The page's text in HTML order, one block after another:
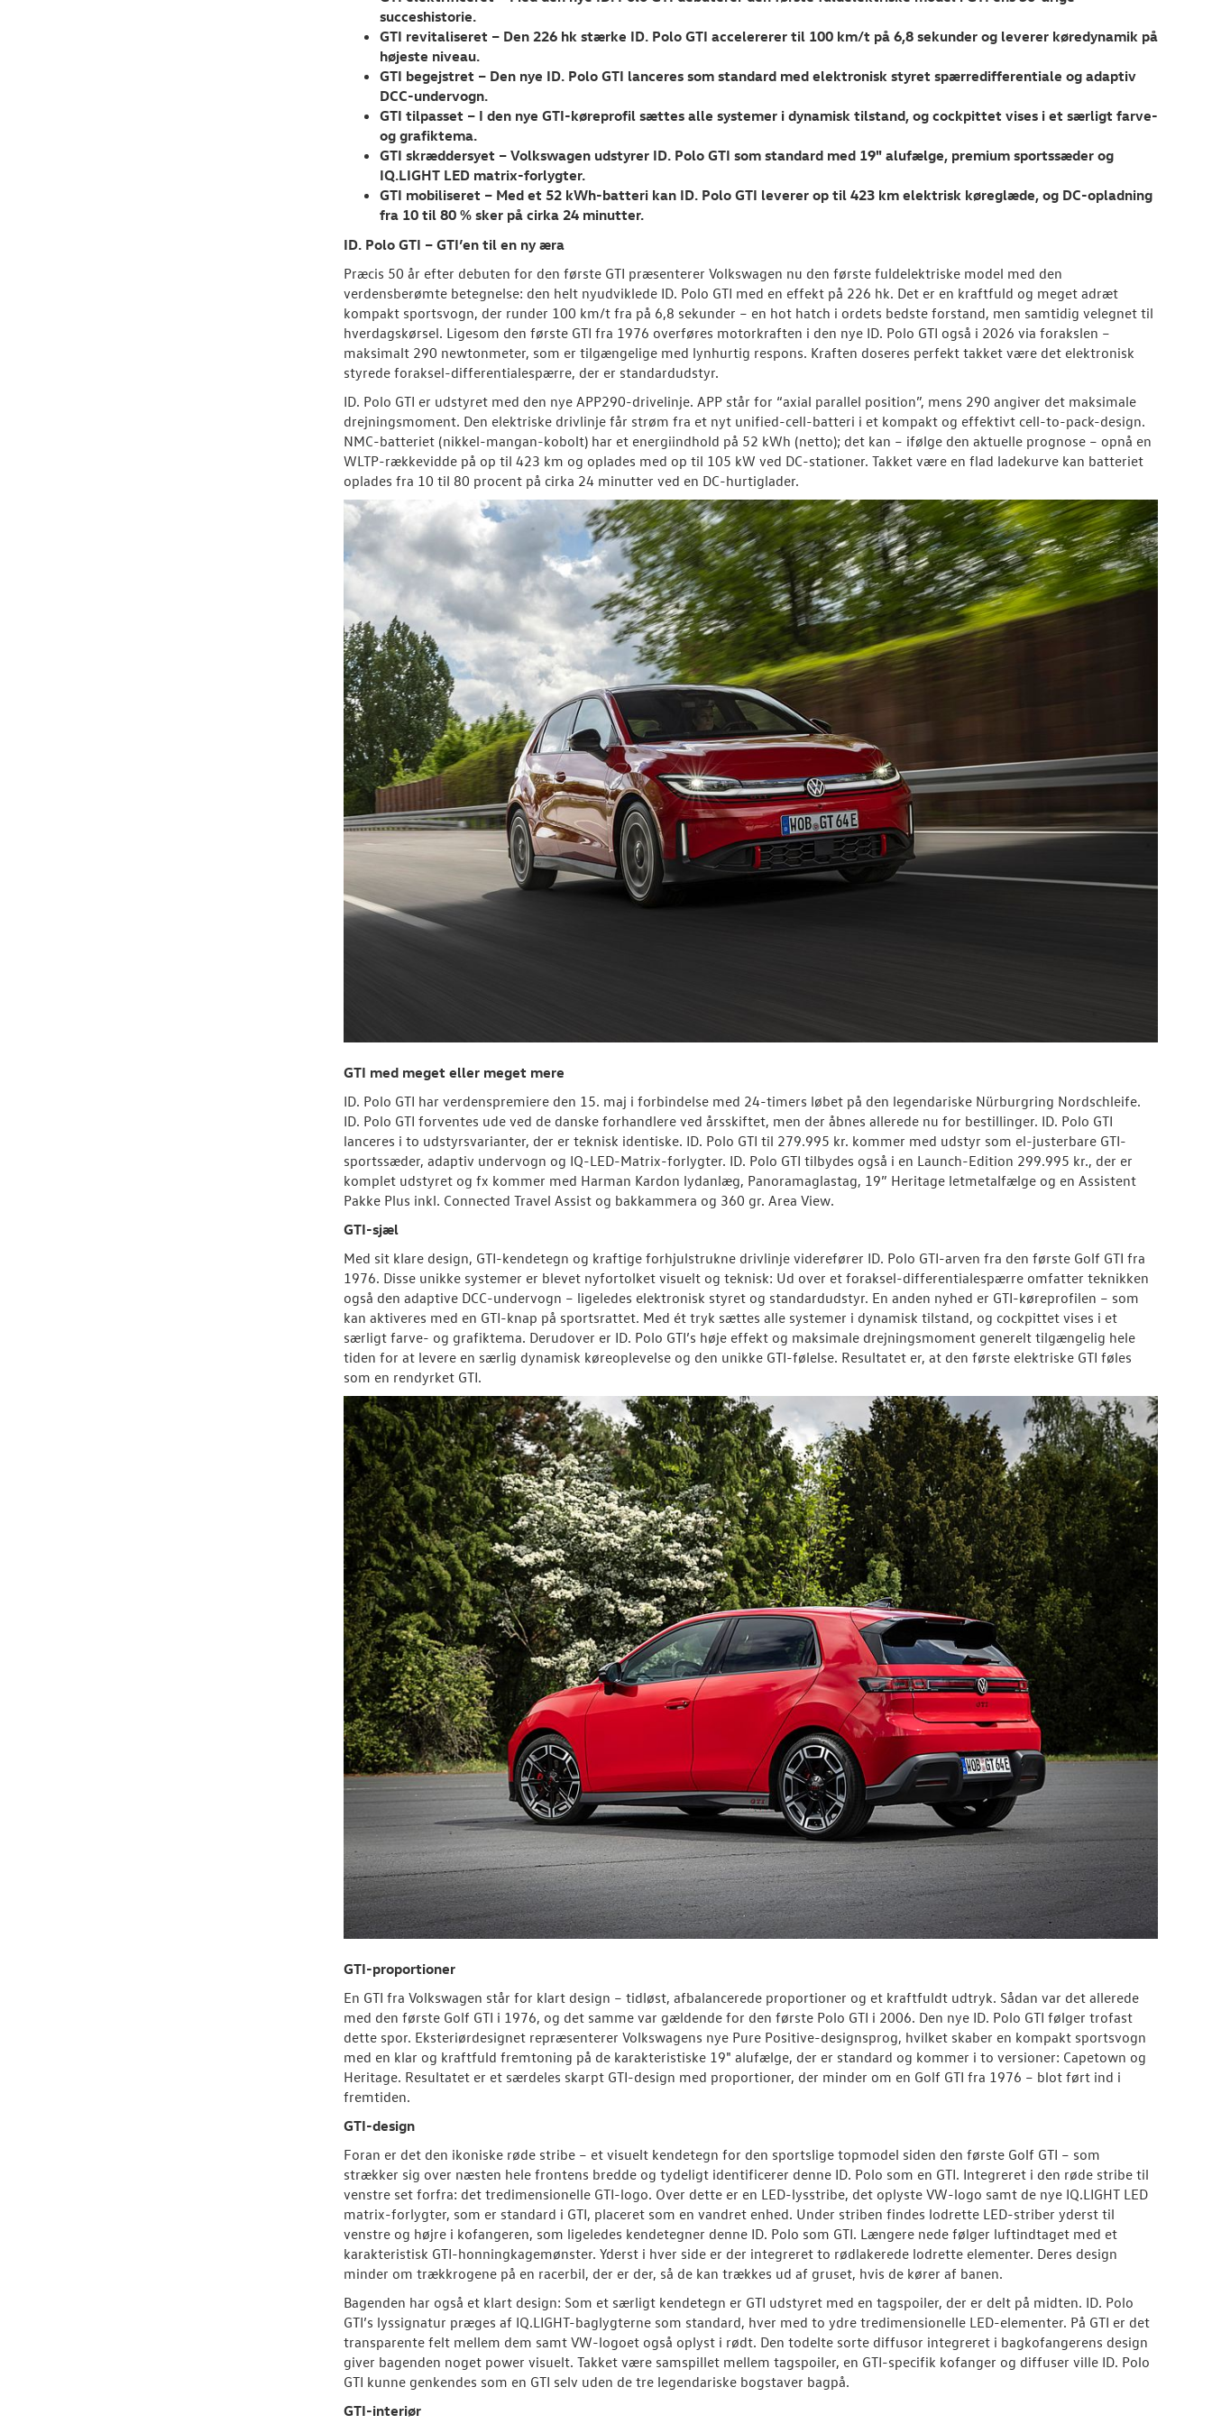
succeshistorie.
GTI revitaliseret – Den 226 hk stærke ID. Polo GTI accelererer til 100 km/t på 6,8 sekunder og leverer køredynamik på
højeste niveau.
GTI begejstret – Den nye ID. Polo GTI lanceres som standard med elektronisk styret spærredifferentiale og adaptiv
DCC-undervogn.
GTI tilpasset – I den nye GTI-køreprofil sættes alle systemer i dynamisk tilstand, og cockpittet vises i et særligt farve-
og grafiktema.
GTI skræddersyet – Volkswagen udstyrer ID. Polo GTI som standard med 19" alufælge, premium sportssæder og
IQ.LIGHT LED matrix-forlygter.
GTI mobiliseret – Med et 52 kWh-batteri kan ID. Polo GTI leverer op til 423 km elektrisk køreglæde, og DC-opladning
fra 10 til 80 % sker på cirka 24 minutter.
ID. Polo GTI – GTI’en til en ny æra
Præcis 50 år efter debuten for den første GTI præsenterer Volkswagen nu den første fuldelektriske model med den
verdensberømte betegnelse: den helt nyudviklede ID. Polo GTI med en effekt på 226 hk. Det er en kraftfuld og meget adræt
kompakt sportsvogn, der runder 100 km/t fra på 6,8 sekunder – en hot hatch i ordets bedste forstand, men samtidig velegnet til
hverdagskørsel. Ligesom den første GTI fra 1976 overføres motorkraften i den nye ID. Polo GTI også i 2026 via forakslen –
maksimalt 290 newtonmeter, som er tilgængelige med lynhurtig respons. Kraften doseres perfekt takket være det elektronisk
styrede foraksel-differentialespærre, der er standardudstyr.
ID. Polo GTI er udstyret med den nye APP290-drivelinje. APP står for “axial parallel position”, mens 290 angiver det maksimale
drejningsmoment. Den elektriske drivlinje får strøm fra et nyt unified-cell-batteri i et kompakt og effektivt cell-to-pack-design.
NMC-batteriet (nikkel-mangan-kobolt) har et energiindhold på 52 kWh (netto); det kan – ifølge den aktuelle prognose – opnå en
WLTP-rækkevidde på op til 423 km og oplades med op til 105 kW ved DC-stationer. Takket være en flad ladekurve kan batteriet
oplades fra 10 til 80 procent på cirka 24 minutter ved en DC-hurtiglader.
GTI med meget eller meget mere
ID. Polo GTI har verdenspremiere den 15. maj i forbindelse med 24-timers løbet på den legendariske Nürburgring Nordschleife.
ID. Polo GTI forventes ude ved de danske forhandlere ved årsskiftet, men der åbnes allerede nu for bestillinger. ID. Polo GTI
lanceres i to udstyrsvarianter, der er teknisk identiske. ID. Polo GTI til 279.995 kr. kommer med udstyr som el-justerbare GTI-
sportssæder, adaptiv undervogn og IQ-LED-Matrix-forlygter. ID. Polo GTI tilbydes også i en Launch-Edition 299.995 kr., der er
komplet udstyret og fx kommer med Harman Kardon lydanlæg, Panoramaglastag, 19” Heritage letmetalfælge og en Assistent
Pakke Plus inkl. Connected Travel Assist og bakkammera og 360 gr. Area View.
GTI-sjæl
Med sit klare design, GTI-kendetegn og kraftige forhjulstrukne drivlinje viderefører ID. Polo GTI-arven fra den første Golf GTI fra
1976. Disse unikke systemer er blevet nyfortolket visuelt og teknisk: Ud over et foraksel-differentialespærre omfatter teknikken
også den adaptive DCC-undervogn – ligeledes elektronisk styret og standardudstyr. En anden nyhed er GTI-køreprofilen – som
kan aktiveres med en GTI-knap på sportsrattet. Med ét tryk sættes alle systemer i dynamisk tilstand, og cockpittet vises i et
særligt farve- og grafiktema. Derudover er ID. Polo GTI’s høje effekt og maksimale drejningsmoment generelt tilgængelig hele
tiden for at levere en særlig dynamisk køreoplevelse og den unikke GTI-følelse. Resultatet er, at den første elektriske GTI føles
som en rendyrket GTI.
GTI-proportioner
En GTI fra Volkswagen står for klart design – tidløst, afbalancerede proportioner og et kraftfuldt udtryk. Sådan var det allerede
med den første Golf GTI i 1976, og det samme var gældende for den første Polo GTI i 2006. Den nye ID. Polo GTI følger trofast
dette spor. Eksteriørdesignet repræsenterer Volkswagens nye Pure Positive-designsprog, hvilket skaber en kompakt sportsvogn
med en klar og kraftfuld fremtoning på de karakteristiske 19" alufælge, der er standard og kommer i to versioner: Capetown og
Heritage. Resultatet er et særdeles skarpt GTI-design med proportioner, der minder om en Golf GTI fra 1976 – blot ført ind i
fremtiden.
GTI-design
Foran er det den ikoniske røde stribe – et visuelt kendetegn for den sportslige topmodel siden den første Golf GTI – som
strækker sig over næsten hele frontens bredde og tydeligt identificerer denne ID. Polo som en GTI. Integreret i den røde stribe til
venstre set forfra: det tredimensionelle GTI-logo. Over dette er en LED-lysstribe, det oplyste VW-logo samt de nye IQ.LIGHT LED
matrix-forlygter, som er standard i GTI, placeret som en vandret enhed. Under striben findes lodrette LED-striber yderst til
venstre og højre i kofangeren, som ligeledes kendetegner denne ID. Polo som GTI. Længere nede følger luftindtaget med et
karakteristisk GTI-honningkagemønster. Yderst i hver side er der integreret to rødlakerede lodrette elementer. Deres design
minder om trækkrogene på en racerbil, der er der, så de kan trækkes ud af gruset, hvis de kører af banen.
Bagenden har også et klart design: Som et særligt kendetegn er GTI udstyret med en tagspoiler, der er delt på midten. ID. Polo
GTI’s lyssignatur præges af IQ.LIGHT-baglygterne som standard, hver med to ydre tredimensionelle LED-elementer. På GTI er det
transparente felt mellem dem samt VW-logoet også oplyst i rødt. Den todelte sorte diffusor integreret i bagkofangerens design
giver bagenden noget power visuelt. Takket være samspillet mellem tagspoiler, en GTI-specifik kofanger og diffuser ville ID. Polo
GTI kunne genkendes som en GTI selv uden de tre legendariske bogstaver bagpå.
GTI-interiør